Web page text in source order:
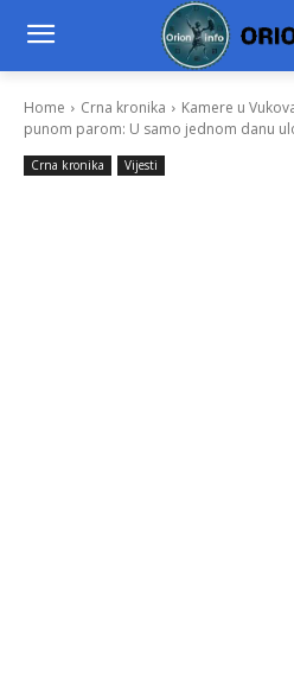
Home Crna kronika
Kamere u
punom parom: U samo jednom danu
Crna kronika Vijesti